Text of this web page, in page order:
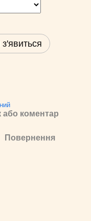
або коментар
Повернення